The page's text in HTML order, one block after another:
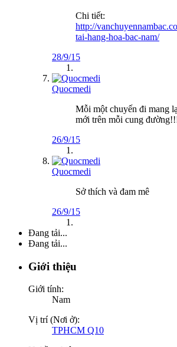
Chi tiết:
http://
tai-hang-hoa-bac-nam/
28/9/15
Quocmedi
Mỗi một chuyến đi mang
mới trên mỗi cung
26/9/15
Quocmedi
Sở thích và đam mê
26/9/15
Đang tải...
Đang tải...
Giới thiệu
Giới tính:
Nam
Vị trí (Nơi ở):
TPHCM Q10